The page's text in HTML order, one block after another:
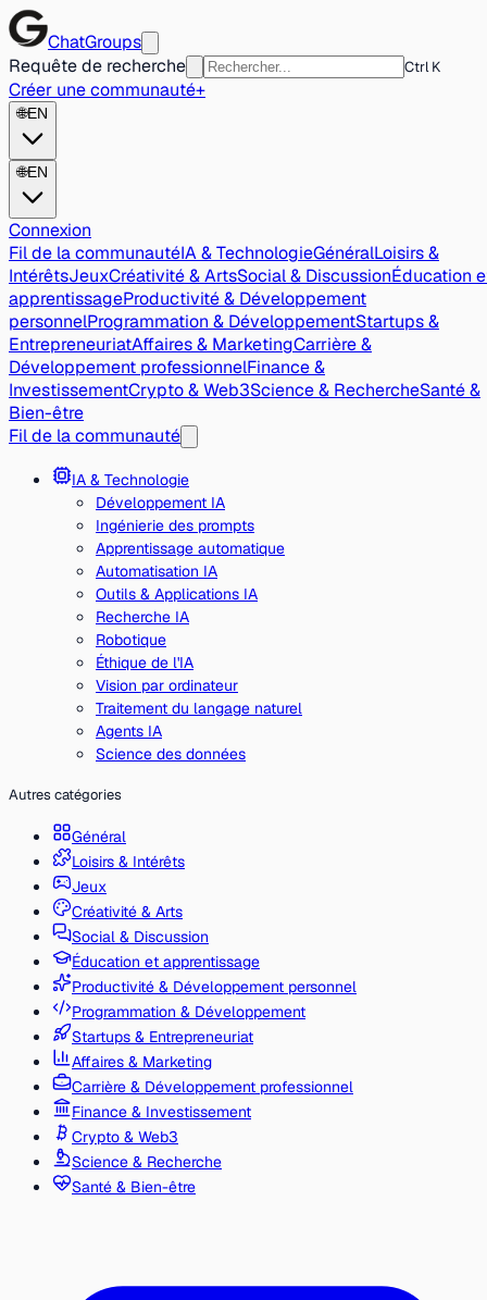
ChatGroups
Requête de recherche
Ctrl K
Créer une communauté+
🌐EN
🌐EN
Connexion
Fil de la communautéIA & TechnologieGénéralLoisirs &
IntérêtsJeuxCréativité & ArtsSocial & DiscussionÉducation
apprentissageProductivité & Développement
personnelProgrammation & DéveloppementStartups &
EntrepreneuriatAffaires & MarketingCarrière &
Développement professionnelFinance &
InvestissementCrypto & Web3Science & RechercheSanté &
Bien-être
Fil de la communauté
IA & Technologie
Développement IA
Ingénierie des prompts
Apprentissage automatique
Automatisation IA
Outils & Applications IA
Recherche IA
Robotique
Éthique de l'IA
Vision par ordinateur
Traitement du langage naturel
Agents IA
Science des données
Autres catégories
Général
Loisirs & Intérêts
Jeux
Créativité & Arts
Social & Discussion
Éducation et apprentissage
Productivité & Développement personnel
Programmation & Développement
Startups & Entrepreneuriat
Affaires & Marketing
Carrière & Développement professionnel
Finance & Investissement
Crypto & Web3
Science & Recherche
Santé & Bien-être